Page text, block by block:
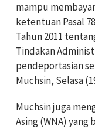
mampu
ketentuan Pasal
Tahun 2011
Tindakan
pendeportasian
Muchsin, Selasa
Muchsin juga
Asing (WNA)